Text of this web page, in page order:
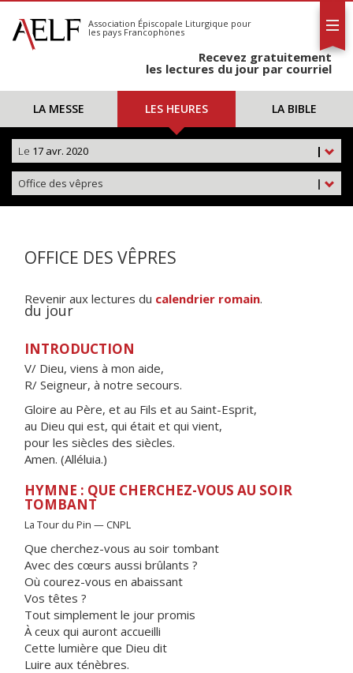
S'abonner
Calendrier
Association Épiscopale Liturgique pour
les pays Francophones
Recevez gratuitement
les lectures du jour par courriel
LA MESSE LES HEURES LA BIBLE
|
Le 17 avr. 2020
|
Office des vêpres
OFFICE DES VÊPRES
Revenir aux lectures du calendrier romain.
du jour
INTRODUCTION
V/ Dieu, viens à mon aide,
R/ Seigneur, à notre secours.
Gloire au Père, et au Fils et au Saint-Esprit,
au Dieu qui est, qui était et qui vient,
pour les siècles des siècles.
Amen. (Alléluia.)
HYMNE : QUE CHERCHEZ-VOUS AU SOIR
TOMBANT
La Tour du Pin — CNPL
Que cherchez-vous au soir tombant
Avec des cœurs aussi brûlants ?
Où courez-vous en abaissant
Vos têtes ?
Tout simplement le jour promis
À ceux qui auront accueilli
Cette lumière que Dieu dit
Luire aux ténèbres.